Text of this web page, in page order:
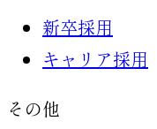
新卒採用
キャリア採用
その他